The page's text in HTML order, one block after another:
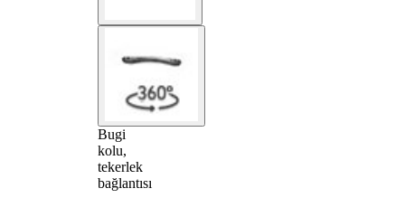
Bugi
kolu,
tekerlek
bağlantısı